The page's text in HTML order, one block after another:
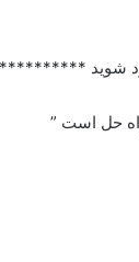
شوید
حل است ”